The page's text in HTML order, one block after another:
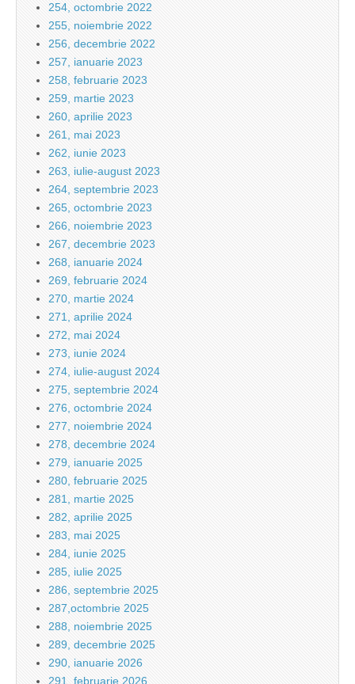
254, octombrie 2022
255, noiembrie 2022
256, decembrie 2022
257, ianuarie 2023
258, februarie 2023
259, martie 2023
260, aprilie 2023
261, mai 2023
262, iunie 2023
263, iulie-august 2023
264, septembrie 2023
265, octombrie 2023
266, noiembrie 2023
267, decembrie 2023
268, ianuarie 2024
269, februarie 2024
270, martie 2024
271, aprilie 2024
272, mai 2024
273, iunie 2024
274, iulie-august 2024
275, septembrie 2024
276, octombrie 2024
277, noiembrie 2024
278, decembrie 2024
279, ianuarie 2025
280, februarie 2025
281, martie 2025
282, aprilie 2025
283, mai 2025
284, iunie 2025
285, iulie 2025
286, septembrie 2025
287,octombrie 2025
288, noiembrie 2025
289, decembrie 2025
290, ianuarie 2026
291, februarie 2026